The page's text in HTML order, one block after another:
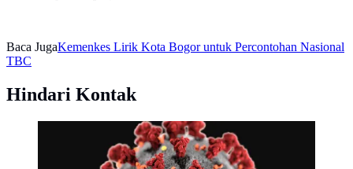
Baca JugaKemenkes Lirik Kota Bogor untuk Percontohan Nasional
TBC
Hindari Kontak